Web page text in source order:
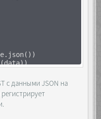
e => {
{
с данными JSON на